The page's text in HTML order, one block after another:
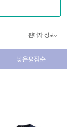
판매자 정보
낮은평점순